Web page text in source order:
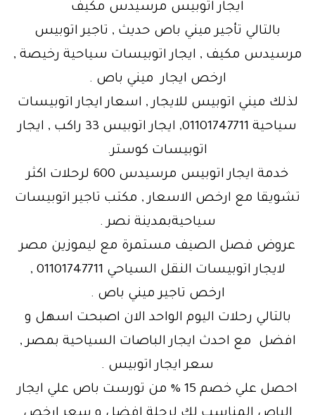
ايجار اتوبيس مرسيدس مكيف
بالتالي تأجير ميني باص حديث , تاجير اتوبيس
مرسيدس مكيف , ايجار اتوبيسات سياحية رخيصة ,
ارخص ايجار ميني باص .
لذلك ميني اتوبيس للايجار , اسعار ايجار اتوبيسات
سياحية 01101747711, ايجار اتوبيس 33 راكب , ايجار
اتوبيسات كوستر.
خدمة ايجار اتوبيس مرسيدس 600 لرحلات اكثر
تشويقا مع ارخص الاسعار , مكتب تاجير اتوبيسات
سياحيةبمدينة نصر .
عروض فصل الصيف مستمرة مع ليموزين مصر
لايجار اتوبيسات النقل السياحي 01101747711 ,
ارخص تاجير ميني باص .
بالتالي رحلات اليوم الواحد الان اصبحت اسهل و
افضل مع احدث ايجار الباصات السياحية بمصر ,
سعر ايجار اتوبيس .
احصل علي خصم 15 % من تورست باص علي ايجار